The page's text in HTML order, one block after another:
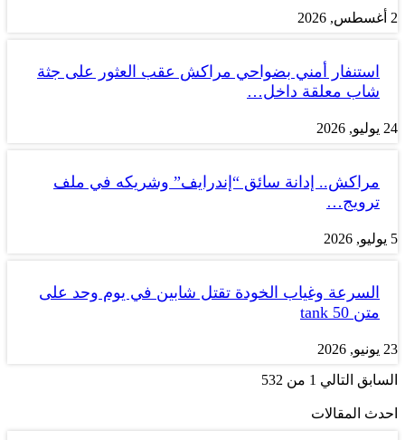
2 أغسطس, 2026
استنفار أمني بضواحي مراكش عقب العثور على جثة
شاب معلقة داخل…
24 يوليو, 2026
مراكش.. إدانة سائق “إندرايف” وشريكه في ملف
ترويج…
5 يوليو, 2026
السرعة وغياب الخودة تقتل شابين في يوم وحد على
متن tank 50
23 يونيو, 2026
السابق التالي 1 من 532
احدث المقالات